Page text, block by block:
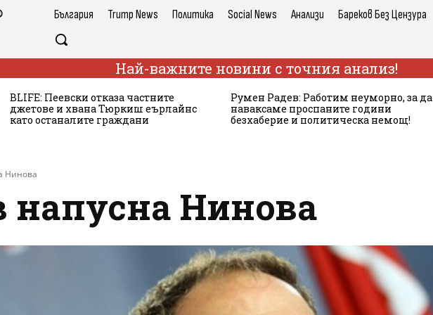
България Trump News Политика Social News Анализи Бареков Без Цензура
Най-важните новини с точния анализ!
BLIFE: Пеевски отказа частните
джетове и хвана Тюркиш еърлайнс
като останалите граждани
Румен Радев: Работим неуморно, за да
наваксаме проспаните години
безхаберие и политическа немощ!
Нинова
напусна Нинова